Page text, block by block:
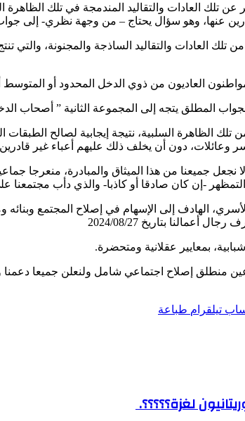
عنها، وهو سؤال يحتاج – من وجهة نظري- إلى
تلك العادات والتقاليد الساذجة والمجنونة،
العاديون من ذوي الدخل المحدود أو المتوسط
المطلق يتجه إلى المجموعة الثانية ” أصحاب
تلك الظاهرة السلبية، نتيجة إيجابية لصالح
دون أن يخلف ذلك عليهم أعباء غير قادرين
نجعل جميعنا من هذا الميثاق والمبادرة، منعرجا
-إن كان صادقا أو كاذبا- والذي دأب مجتمعنا
الهادف إلى الإسهام في إصلاح المجتمع
أعمالنا بتاريخ 2024/08/27
منطلق إصلاح اجتماعي شامل ولنعلن جميعا دعمنا
تيلقرام طباعة
لغزة؟؟؟؟؟.